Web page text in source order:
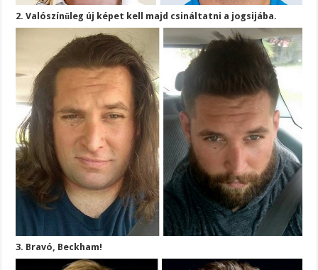
2. Valószínűleg új képet kell majd csináltatni a jogsijába.
3. Bravó, Beckham!